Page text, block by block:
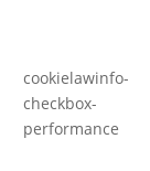
cookielawinfo-
checkbox-
performance